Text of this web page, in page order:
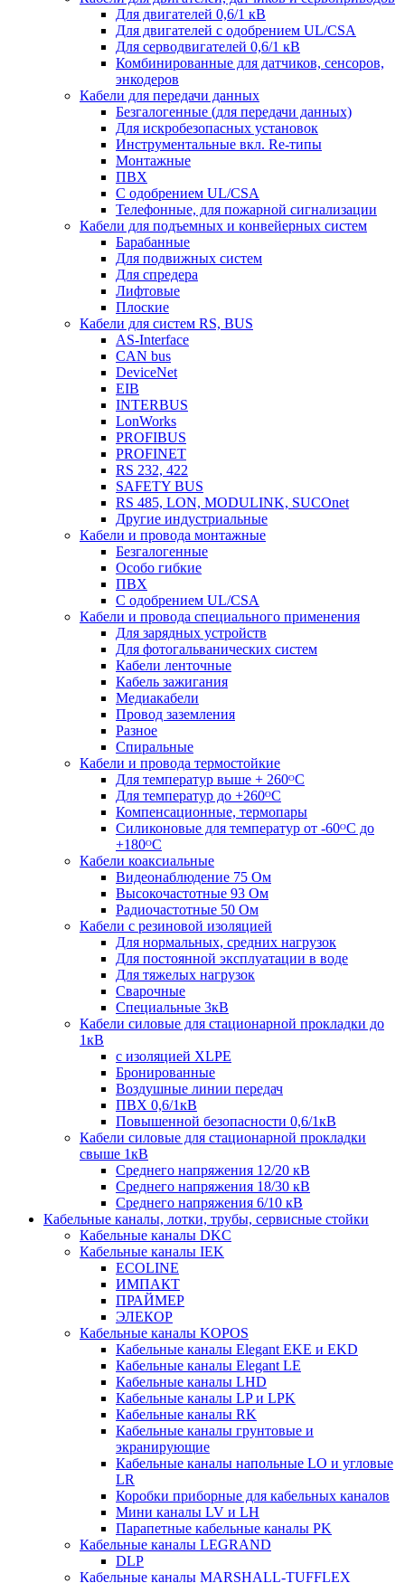
Для двигателей 0,6/1 кВ
Для двигателей с одобрением UL/CSA
Для серводвигателей 0,6/1 кВ
Комбинированные для датчиков, cенсоров,
энкодеров
Кабели для передачи данных
Безгалогенные (для передачи данных)
Для искробезопасных установок
Инструментальные вкл. Re-типы
Монтажные
ПВХ
С одобрением UL/CSA
Телефонные, для пожарной сигнализации
Кабели для подъемных и конвейерных систем
Барабанные
Для подвижных систем
Для спредера
Лифтовые
Плоские
Кабели для систем RS, BUS
AS-Interface
CAN bus
DeviceNet
EIB
INTERBUS
LonWorks
PROFIBUS
PROFINET
RS 232, 422
SAFETY BUS
RS 485, LON, MODULINK, SUCOnet
Другие индустриальные
Кабели и провода монтажные
Безгалогенные
Особо гибкие
ПВХ
С одобрением UL/CSA
Кабели и провода специального применения
Для зарядных устройств
Для фотогальванических систем
Кабели ленточные
Кабель зажигания
Медиакабели
Провод заземления
Разное
Спиральные
Кабели и провода термостойкие
Для температур выше + 260ᴼС
Для температур до +260ᴼС
Компенсационные, термопары
Силиконовые для температур от -60ᴼC до
+180ᴼС
Кабели коаксиальные
Видеонаблюдение 75 Ом
Высокочастотные 93 Ом
Радиочастотные 50 Ом
Кабели с резиновой изоляцией
Для нормальных, средних нагрузок
Для постоянной эксплуатации в воде
Для тяжелых нагрузок
Сварочные
Специальные 3кВ
Кабели силовые для стационарной прокладки до
1кВ
c изоляцией XLPE
Бронированные
Воздушные линии передач
ПВХ 0,6/1кВ
Повышенной безопасности 0,6/1кВ
Кабели силовые для стационарной прокладки
свыше 1кВ
Среднего напряжения 12/20 кВ
Среднего напряжения 18/30 кВ
Среднего напряжения 6/10 кВ
Кабельные каналы, лотки, трубы, сервисные стойки
Кабельные каналы DKC
Кабельные каналы IEK
ECOLINE
ИМПАКТ
ПРАЙМЕР
ЭЛЕКОР
Кабельные каналы KOPOS
Кабельные каналы Elegant EKE и EKD
Кабельные каналы Elegant LE
Кабельные каналы LHD
Кабельные каналы LP и LPK
Кабельные каналы RK
Кабельные каналы грунтовые и
экранирующие
Кабельные каналы напольные LO и угловые
LR
Коробки приборные для кабельных каналов
Мини каналы LV и LH
Парапетные кабельные каналы PK
Кабельные каналы LEGRAND
DLP
Кабельные каналы MARSHALL-TUFFLEX